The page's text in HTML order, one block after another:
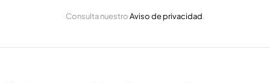
r
c
Consulta nuestroAviso de privacidad.